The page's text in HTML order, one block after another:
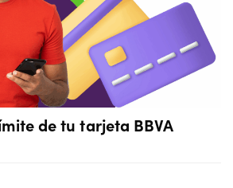
de tu tarjeta BBVA